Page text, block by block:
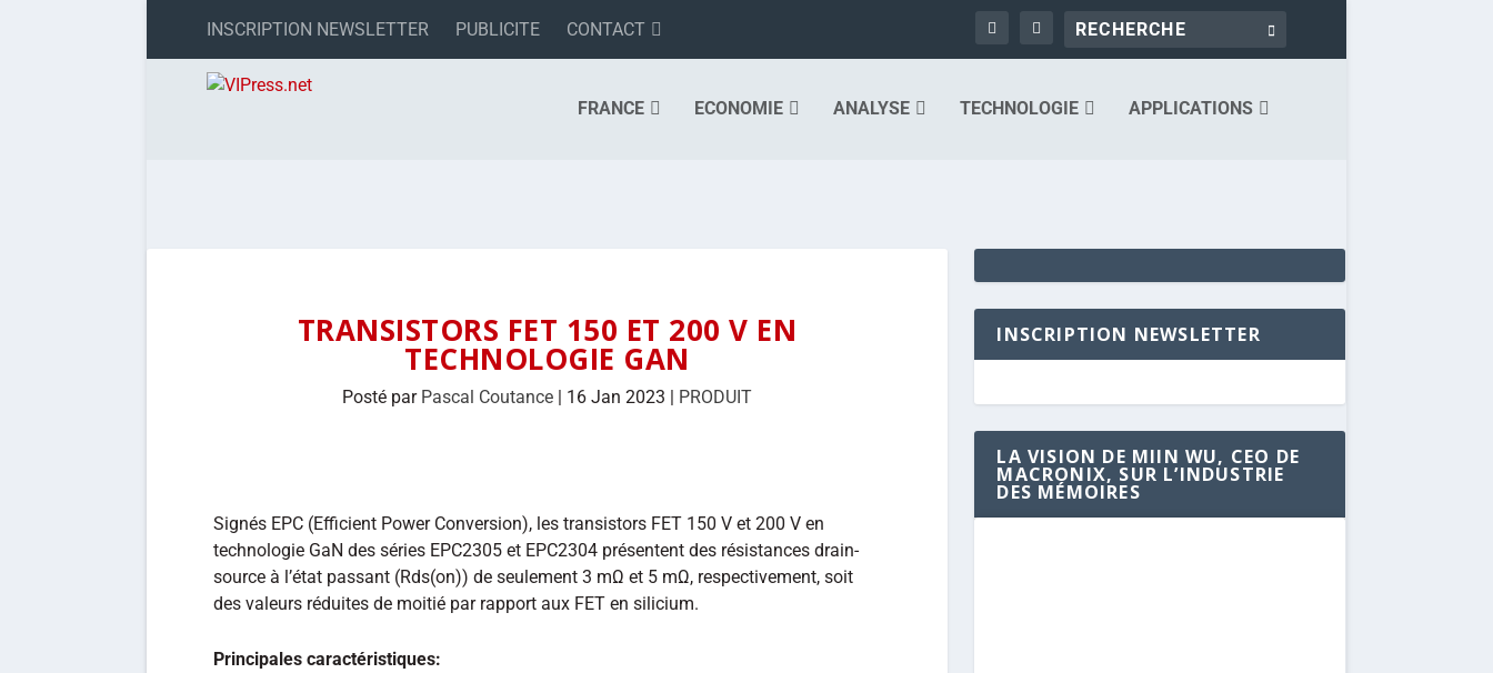
INSCRIPTION NEWSLETTER PUBLICITE CONTACT
FRANCE ECONOMIE ANALYSE TECHNOLOGIE APPLICATIONS
TRANSISTORS FET 150 ET 200 V EN
TECHNOLOGIE GAN
Posté par Pascal Coutance | 16 Jan 2023 | PRODUIT
Signés EPC (Efficient Power Conversion), les transistors FET 150 V et 200 V en
technologie GaN des séries EPC2305 et EPC2304 présentent des résistances drain-
source à l’état passant (Rds(on)) de seulement 3 mΩ et 5 mΩ, respectivement, soit
des valeurs réduites de moitié par rapport aux FET en silicium.
Principales caractéristiques:
INSCRIPTION NEWSLETTER
LA VISION DE MIIN WU, CEO DE
MACRONIX, SUR L’INDUSTRIE
DES MÉMOIRES